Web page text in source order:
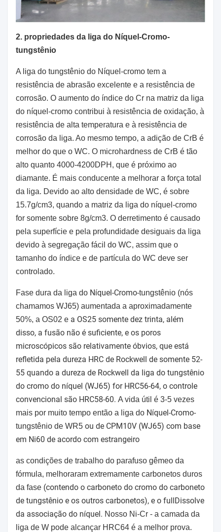
2. propriedades da liga do Níquel-Cromo-
tungstênio
A liga do tungstênio do Níquel-cromo tem a
resistência de abrasão excelente e a resistência de
corrosão. O aumento do índice do Cr na matriz da liga
do níquel-cromo contribui à resistência de oxidação, à
resistência de alta temperatura e à resistência de
corrosão da liga. Ao mesmo tempo, a adição de CrB é
melhor do que o WC. O microhardness de CrB é tão
alto quanto 4000-4200DPH, que é próximo ao
diamante. É mais conducente a melhorar a força total
da liga. Devido ao alto densidade de WC, é sobre
15.7g/cm3, quando a matriz da liga do níquel-cromo
for somente sobre 8g/cm3. O derretimento é causado
pela superfície e pela profundidade desiguais da liga
devido à segregação fácil do WC, assim que o
tamanho do índice e de partícula do WC deve ser
controlado.
Fase dura da liga do Níquel-Cromo-tungstênio (nós
chamamos WJ65) aumentada a aproximadamente
50%, a OS02 e a OS25 somente dez trinta, além
disso, a fusão não é suficiente, e os poros
microscópicos são relativamente óbvios, que está
refletida pela dureza HRC de Rockwell de somente 52-
55 quando a dureza de Rockwell da liga do tungstênio
do cromo do níquel (WJ65) for HRC56-64, o controle
convencional são HRC58-60. A vida útil é 3-5 vezes
mais por muito tempo então a liga do Níquel-Cromo-
tungstênio de WR5 ou de CPM10V (WJ65) com base
em Ni60 de acordo com estrangeiro
as condições de trabalho do parafuso gêmeo da
fórmula, melhoraram extremamente carbonetos duros
da fase (contendo o carboneto do cromo do carboneto
de tungstênio e os outros carbonetos), e o fullDissolve
da associação do níquel. Nosso Ni-Cr - a camada da
liga de W pode alcançar HRC64 é a melhor prova.